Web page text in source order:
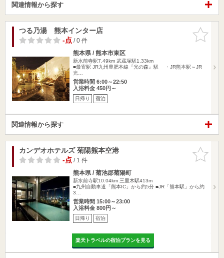
関連情報から探す
お気に入
りに追加
つる乃湯 熊本インター店
-点/ 0 件
熊本県 / 熊本市東区
新水前寺駅7.49km 武蔵塚駅1.33km
■最寄駅 JR九州豊肥本線『光の森』駅 ・JR熊本駅～JR
光…
営業時間 6:00～22:50
入浴料金 450円～
日帰り 宿泊
関連情報から探す
お気に入
りに追加
カンデオホテルズ 菊陽熊本空港
-点/ 1 件
熊本県 / 菊池郡菊陽町
新水前寺駅10.04km 三里木駅413m
■九州自動車道「熊本IC」から約5分 ■JR「熊本駅」から約
3…
営業時間 15:00～23:00
入浴料金 800円～
日帰り 宿泊
楽天トラベルの宿泊プランを見る